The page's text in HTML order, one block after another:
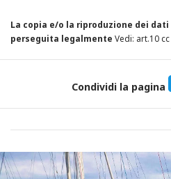
La copia e/o la riproduzione dei
perseguita legalmente Vedi: art.10 cc
Condividi la pagina